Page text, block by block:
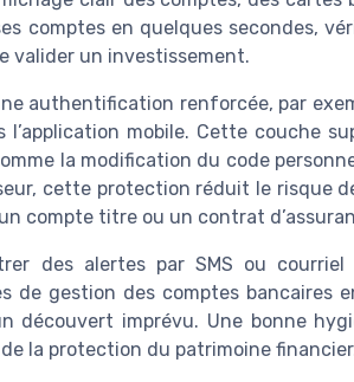
comptes en quelques secondes,
valider un investissement.
authentification renforcée, par
mobile. Cette couche
la modification du code
cette protection réduit le risque
compte titre ou un contrat
des alertes par SMS ou
de gestion des comptes bancaires
imprévu. Une bonne
la protection du patrimoine